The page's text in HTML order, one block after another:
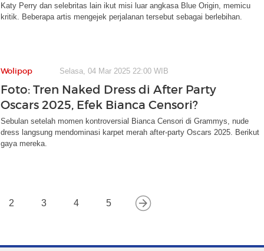
Katy Perry dan selebritas lain ikut misi luar angkasa Blue Origin, memicu
kritik. Beberapa artis mengejek perjalanan tersebut sebagai berlebihan.
Wolipop Selasa, 04 Mar 2025 22:00 WIB
Foto: Tren Naked Dress di After Party
Oscars 2025, Efek Bianca Censori?
Sebulan setelah momen kontroversial Bianca Censori di Grammys, nude
dress langsung mendominasi karpet merah after-party Oscars 2025. Berikut
gaya mereka.
2 3 4 5